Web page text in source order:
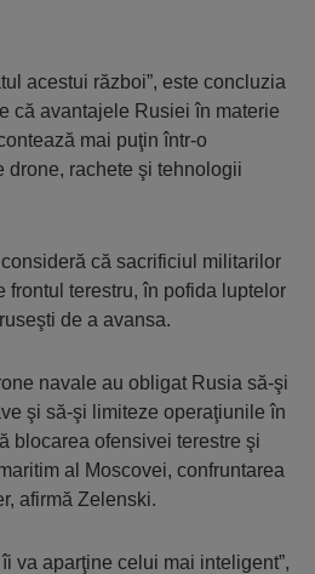
acestui război”, este concluzia
că avantajele Rusiei în materie
mai puţin într-o
drone, rachete şi tehnologii
că sacrificiul militarilor
frontul terestru, în pofida luptelor
de a avansa.
navale au obligat Rusia să-şi
şi să-şi limiteze operaţiunile în
blocarea ofensivei terestre şi
al Moscovei, confruntarea
afirmă Zelenski.
va aparţine celui mai inteligent”,